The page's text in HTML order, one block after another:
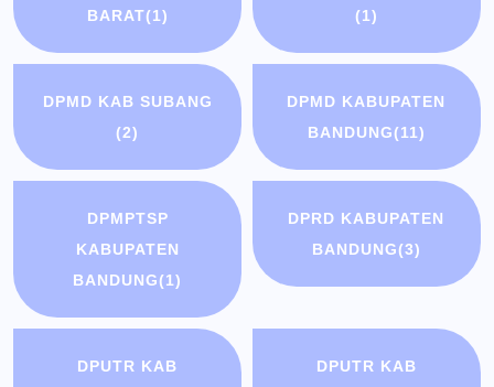
BARAT(1)
(1)
DPMD KAB SUBANG
(2)
DPMD KABUPATEN
BANDUNG(11)
DPMPTSP
KABUPATEN
BANDUNG(1)
DPRD KABUPATEN
BANDUNG(3)
DPUTR KAB
DPUTR KAB